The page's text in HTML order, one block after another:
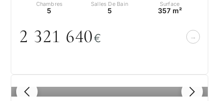
Chambres
5
Salles De Bain
5
Surface
357 m²
2 321 640€
1 / 8